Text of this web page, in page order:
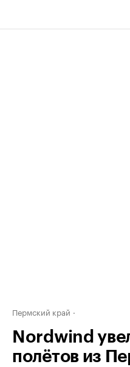
Пермский край
Nordwind
полётов из